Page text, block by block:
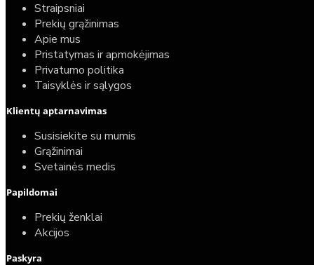
Straipsniai
Prekių grąžinimas
Apie mus
Pristatymas ir apmokėjimas
Privatumo politika
Taisyklės ir sąlygos
Klientų aptarnavimas
Susisiekite su mumis
Grąžinimai
Svetainės medis
Papildomai
Prekių ženklai
Akcijos
Paskyra